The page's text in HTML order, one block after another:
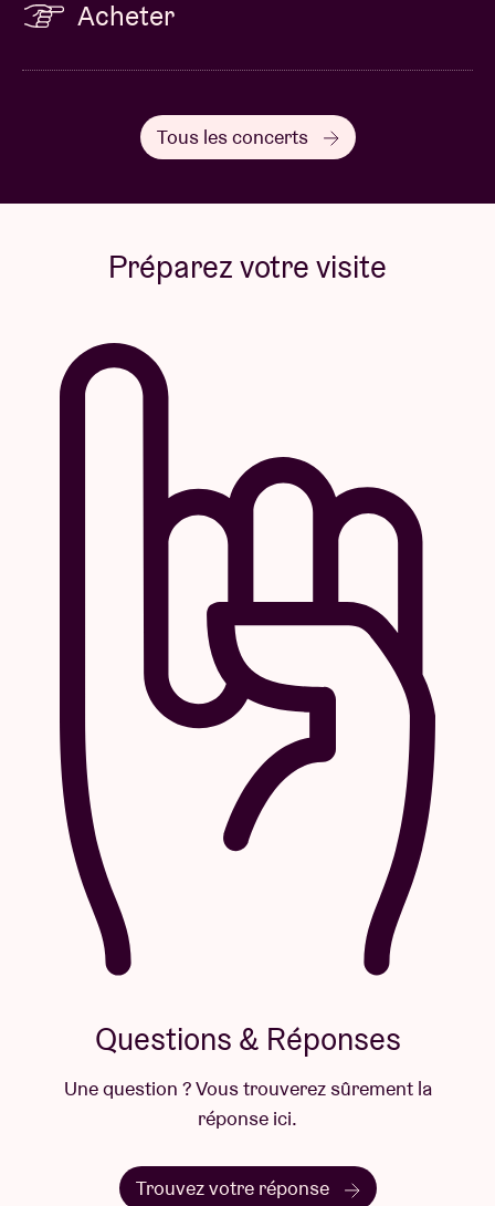
Coproduction rerun 2026
Ancienne Belgique, Kaaitheater, BOZAR
Rosas bénéficie du soutien de la Communauté
flamande et de la Commission communautaire
Acheter
Tous les concerts
Préparez votre visite
Questions & Réponses
Une question ? Vous trouverez sûrement la
réponse ici.
Trouvez votre réponse